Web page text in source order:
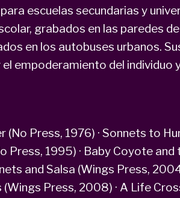
escuelas secundarias y
grabados en las paredes
en los autobuses urbanos.
empoderamiento del individuo
Press, 1976) · Sonnets to
Press, 1995) · Baby Coyote and
and Salsa (Wings Press,
Press, 2008) · A Life